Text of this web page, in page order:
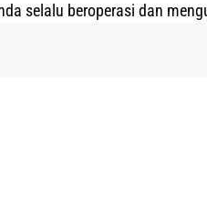
selalu beroperasi dan